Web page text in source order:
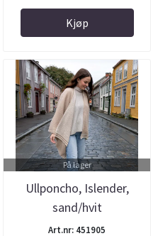
Kjøp
På lager
Ullponcho, Islender,
sand/hvit
Art.nr: 451905